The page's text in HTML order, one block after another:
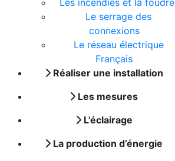
Les incendies et la foudre
Le serrage des
connexions
Le réseau électrique
Français
Réaliser une installation
Les mesures
L'éclairage
La production d’énergie